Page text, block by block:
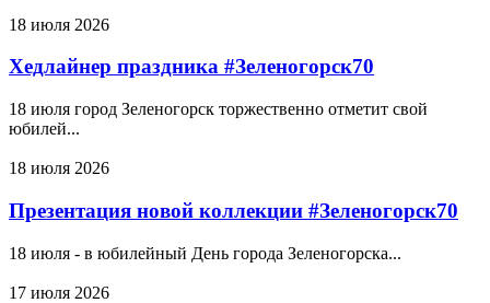
18 июля 2026
Хедлайнер праздника #Зеленогорск70
18 июля город Зеленогорск торжественно отметит свой
юбилей...
18 июля 2026
Презентация новой коллекции #Зеленогорск70
18 июля - в юбилейный День города Зеленогорска...
17 июля 2026